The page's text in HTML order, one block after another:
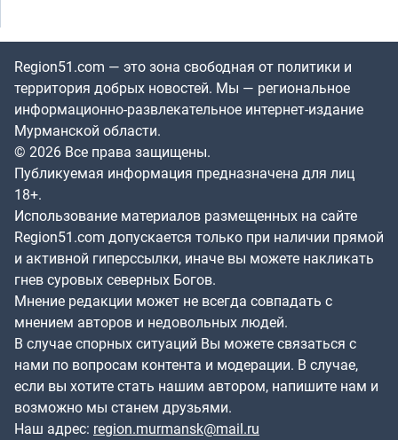
Region51.com — это зона свободная от политики и
территория добрых новостей. Мы — региональное
информационно-развлекательное интернет-издание
Мурманской области.
© 2026 Все права защищены.
Публикуемая информация предназначена для лиц
18+.
Использование материалов размещенных на сайте
Region51.com допускается только при наличии прямой
и активной гиперссылки, иначе вы можете накликать
гнев суровых северных Богов.
Мнение редакции может не всегда совпадать с
мнением авторов и недовольных людей.
В случае спорных ситуаций Вы можете связаться с
нами по вопросам контента и модерации. В случае,
если вы хотите стать нашим автором, напишите нам и
возможно мы станем друзьями.
Наш адрес: region.murmansk@mail.ru